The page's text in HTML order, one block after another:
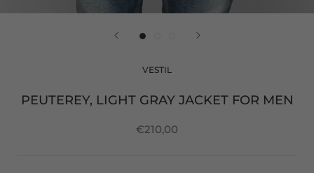
VESTIL
PEUTEREY, LIGHT GRAY JACKET FOR MEN
€210,00